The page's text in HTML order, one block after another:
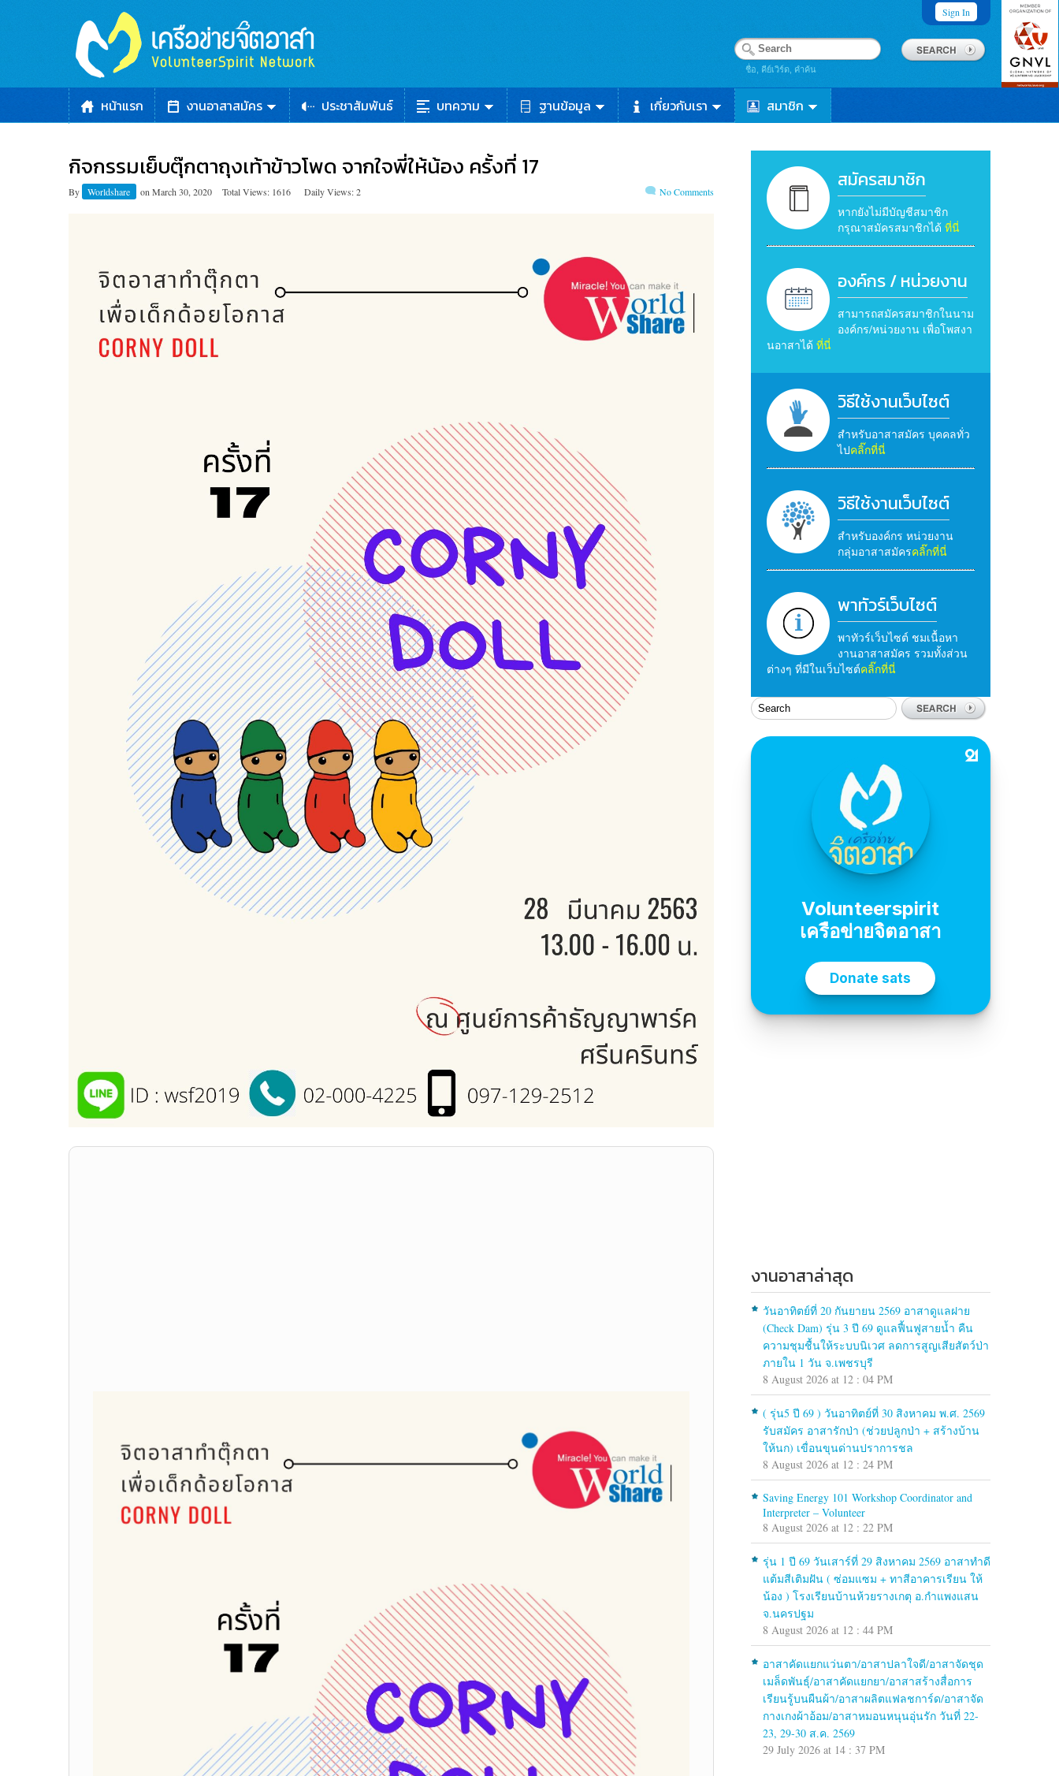
Sign In
ชื่อ, คีย์เวิร์ด, คำค้น
หน้าแรก งานอาสาสมัคร ประชาสัมพันธ์ บทความ ฐานข้อมูล เกี่ยวกับเรา สมาชิก
กิจกรรมเย็บตุ๊กตาถุงเท้าข้าวโพด จากใจพี่ให้น้อง ครั้งที่ 17
By Worldshare on March 30, 2020 Total Views: 1616 Daily Views: 2 No Comments สมัครสมาชิก
หากยังไม่มีบัญชีสมาชิก
กรุณาสมัครสมาชิกได้ ที่นี่
องค์กร / หน่วยงาน
สามารถสมัครสมาชิกในนาม
องค์กร/หน่วยงาน เพื่อโพสงา
นอาสาได้ ที่นี่
วิธีใช้งานเว็บไซต์
สำหรับอาสาสมัคร บุคคลทั่ว
ไปคลิ๊กที่นี่
วิธีใช้งานเว็บไซต์
สำหรับองค์กร หน่วยงาน
กลุ่มอาสาสมัครคลิ๊กที่นี่
พาทัวร์เว็บไซต์
พาทัวร์เว็บไซต์ ชมเนื้อหา
งานอาสาสมัคร รวมทั้งส่วน
ต่างๆ ที่มีในเว็บไซต์คลิ๊กที่นี่
งานอาสาล่าสุด
วันอาทิตย์ที่ 20 กันยายน 2569 อาสาดูแลฝาย
(Check Dam) รุ่น 3 ปี 69 ดูแลฟื้นฟูสายน้ำ คืน
ความชุมชื้นให้ระบบนิเวศ ลดการสูญเสียสัตว์ป่า
ภายใน 1 วัน จ.เพชรบุรี
8 August 2026 at 12 : 04 PM
( รุ่น5 ปี 69 ) วันอาทิตย์ที่ 30 สิงหาคม พ.ศ. 2569
รับสมัคร อาสารักป่า (ช่วยปลูกป่า + สร้างบ้าน
ให้นก) เขื่อนขุนด่านปราการชล
8 August 2026 at 12 : 24 PM
Saving Energy 101 Workshop Coordinator and
Interpreter – Volunteer
8 August 2026 at 12 : 22 PM
รุ่น 1 ปี 69 วันเสาร์ที่ 29 สิงหาคม 2569 อาสาทำดี
แต้มสีเติมฝัน ( ซ่อมแซม + ทาสีอาคารเรียน ให้
น้อง ) โรงเรียนบ้านห้วยรางเกตุ อ.กำแพงแสน
จ.นครปฐม
8 August 2026 at 12 : 44 PM
อาสาคัดแยกแว่นตา/อาสาปลาใจดี/อาสาจัดชุด
เมล็ดพันธุ์/อาสาคัดแยกยา/อาสาสร้างสื่อการ
เรียนรู้บนผืนผ้า/อาสาผลิตแฟลชการ์ด/อาสาจัด
กางเกงผ้าอ้อม/อาสาหมอนหนุนอุ่นรัก วันที่ 22-
23, 29-30 ส.ค. 2569
29 July 2026 at 14 : 37 PM